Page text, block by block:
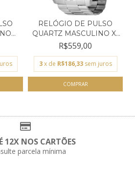
RELÓGIO DE PULSO
QUARTZ MASCULINO X-
WATC...
R$559,00
3 x de R$186,33 sem juros
12X NOS CARTÕES
parcela mínima